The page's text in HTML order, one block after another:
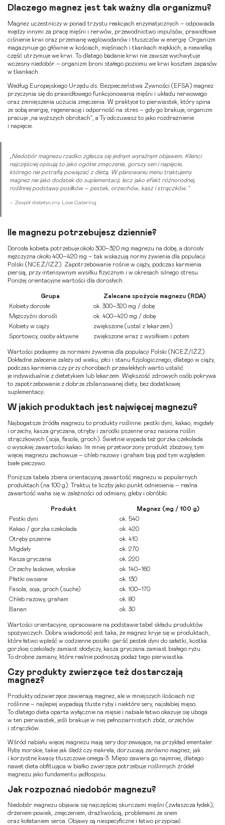
Dlaczego magnez jest tak ważny dla organizmu?
Magnez uczestniczy w ponad trzystu reakcjach enzymatycznych – odpowiada
między innymi za pracę mięśni i nerwów, przewodnictwo impulsów, prawidłowe
ciśnienie krwi oraz przemianę węglowodanów i tłuszczów w energię. Organizm
magazynuje go głównie w kościach, mięśniach i tkankach miękkich, a niewielką
część utrzymuje we krwi. To dlatego badanie krwi nie zawsze wychwytuje
wczesny niedobór – organizm broni stałego poziomu we krwi kosztem zapasów
w tkankach.
Według Europejskiego Urzędu ds. Bezpieczeństwa Żywności (EFSA) magnez
przyczynia się do prawidłowego funkcjonowania mięśni i układu nerwowego
oraz zmniejszenia uczucia zmęczenia. W praktyce to pierwiastek, który spina
ze sobą energię, regenerację i odporność na stres – gdy go brakuje, organizm
pracuje „na wyższych obrotach”, a Ty odczuwasz to jako rozdrażnienie
i napięcie.
„Niedobór magnezu rzadko zgłasza się jednym wyraźnym objawem. Klienci
najczęściej opisują to jako ogólne zmęczenie, gorszy sen i napięcie,
którego nie potrafią powiązać z dietą. W planowaniu menu traktujemy
magnez nie jako dodatek do suplementacji, lecz jako efekt różnorodnej,
roślinnej podstawy posiłków – pestek, orzechów, kasz i strączków.”
– Zespół dietetyczny Love Catering
Ile magnezu potrzebujesz dziennie?
Dorosła kobieta potrzebuje około 300–320 mg magnezu na dobę, a dorosły
mężczyzna około 400–420 mg – tak wskazują normy żywienia dla populacji
Polski (NCEŻ/IŻŻ). Zapotrzebowanie rośnie w ciąży, podczas karmienia
piersią, przy intensywnym wysiłku fizycznym i w okresach silnego stresu.
Poniżej orientacyjne wartości dla dorosłych.
Grupa
Zalecane spożycie magnezu (RDA)
Kobiety dorosłe
ok. 300–320 mg / dobę
Mężczyźni dorośli
ok. 400–420 mg / dobę
Kobiety w ciąży
zwiększone (ustal z lekarzem)
Sportowcy, osoby aktywne
zwiększone wraz z wysiłkiem i potem
Wartości podajemy za normami żywienia dla populacji Polski (NCEŻ/IŻŻ).
Dokładne zalecenie zależy od wieku, płci i stanu fizjologicznego, dlatego w ciąży,
podczas karmienia czy przy chorobach przewlekłych warto ustalić
je indywidualnie z dietetykiem lub lekarzem. Większość zdrowych osób pokrywa
to zapotrzebowanie z dobrze zbilansowanej diety, bez dodatkowej
suplementacji.
W jakich produktach jest najwięcej magnezu?
Najbogatsze źródła magnezu to produkty roślinne: pestki dyni, kakao, migdały
i orzechy, kasza gryczana, otręby i zarodki pszenne oraz nasiona roślin
strączkowych (soja, fasola, groch). Świetnie wypada też gorzka czekolada
o wysokiej zawartości kakao. Im mniej przetworzony produkt zbożowy, tym
więcej magnezu zachowuje – chleb razowy i graham biją pod tym względem
białe pieczywo.
Poniższa tabela zbiera orientacyjną zawartość magnezu w popularnych
produktach (na 100 g). Traktuj te liczby jako punkt odniesienia – realna
zawartość waha się w zależności od odmiany, gleby i obróbki.
Produkt
Magnez (mg / 100 g)
Pestki dyni
ok. 540
Kakao / gorzka czekolada
ok. 420
Otręby pszenne
ok. 410
Migdały
ok. 270
Kasza gryczana
ok. 220
Orzechy laskowe, włoskie
ok. 140–160
Płatki owsiane
ok. 130
Fasola, soja, groch (suche)
ok. 100–170
Chleb razowy, graham
ok. 80
Banan
ok. 30
Wartości orientacyjne, opracowane na podstawie tabel składu produktów
spożywczych. Dobra wiadomość jest taka, że magnez kryje się w produktach,
które łatwo wpleść w codzienne posiłki: garść pestek dyni do sałatki, kostka
gorzkiej czekolady zamiast słodyczy, kasza gryczana zamiast białego ryżu.
To drobne zamiany, które realnie podnoszą podaż tego pierwiastka.
Czy produkty zwierzęce też dostarczają
magnez?
Produkty odzwierzęce zawierają magnez, ale w mniejszych ilościach niż
roślinne – najlepiej wypadają tłuste ryby i niektóre sery, najsłabiej mięso.
To dlatego dieta oparta wyłącznie na mięsie i nabiale łatwo okazuje się uboga
w ten pierwiastek, jeśli brakuje w niej pełnoziarnistych zbóż, orzechów
i strączków.
Wśród nabiału więcej magnezu mają sery dojrzewające, na przykład ementaler.
Ryby morskie, takie jak śledź czy makrela, dorzucają zarówno magnez, jak
i korzystne kwasy tłuszczowe omega-3. Mięso zawiera go najmniej, dlatego
nawet dieta obfitująca w białko zwierzęce potrzebuje roślinnych źródeł
magnezu jako fundamentu jadłospisu.
Jak rozpoznać niedobór magnezu?
Niedobór magnezu objawia się najczęściej skurczami mięśni (zwłaszcza łydek),
drżeniem powiek, zmęczeniem, drażliwością, problemami ze snem
oraz kołataniem serca. Objawy są niespecyficzne i łatwo przypisać